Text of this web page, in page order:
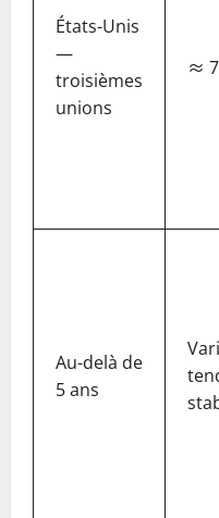
États-Unis
—
troisièmes
unions
≈
Au-delà de
5 ans